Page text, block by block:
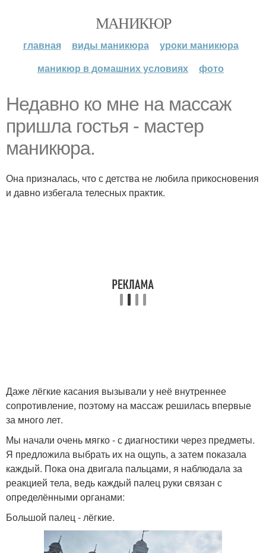
МАНИКЮР
главная виды маникюра
уроки маникюра
маникюр в домашних условиях
фото
Недавно ко мне на массаж
пришла гостья - мастер
маникюра.
Она призналась, что с детства не любила прикосновения
и давно избегала телесных практик.
Даже лёгкие касания вызывали у неё внутреннее
сопротивление, поэтому на массаж решилась впервые
за много лет.
Мы начали очень мягко - с диагностики через предметы.
Я предложила выбрать их на ощупь, а затем показала
каждый. Пока она двигала пальцами, я наблюдала за
реакцией тела, ведь каждый палец руки связан с
определёнными органами:
Большой палец - лёгкие.